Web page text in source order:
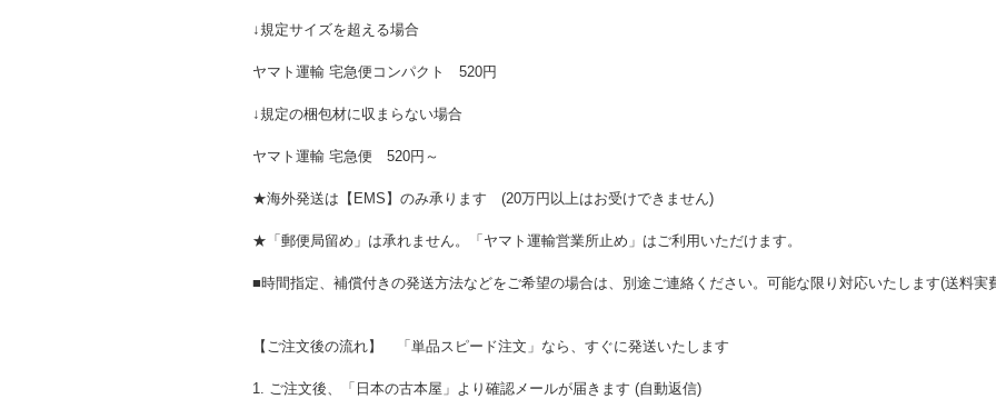
↓規定サイズを超える場合
ヤマト運輸 宅急便コンパクト 520円
↓規定の梱包材に収まらない場合
ヤマト運輸 宅急便 520円～
★海外発送は【EMS】のみ承ります (20万円以上はお受けできません)
★「郵便局留め」は承れません。「ヤマト運輸営業所止め」はご利用いただけます。
■時間指定、補償付きの発送方法などをご希望の場合は、別途ご連絡ください。可能な限り対応いたします(送料実
【ご注文後の流れ】 「単品スピード注文」なら、すぐに発送いたします
1. ご注文後、「日本の古本屋」より確認メールが届きます (自動返信)